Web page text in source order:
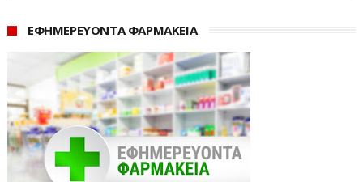
ΕΦΗΜΕΡΕΥΟΝΤΑ ΦΑΡΜΑΚΕΙΑ